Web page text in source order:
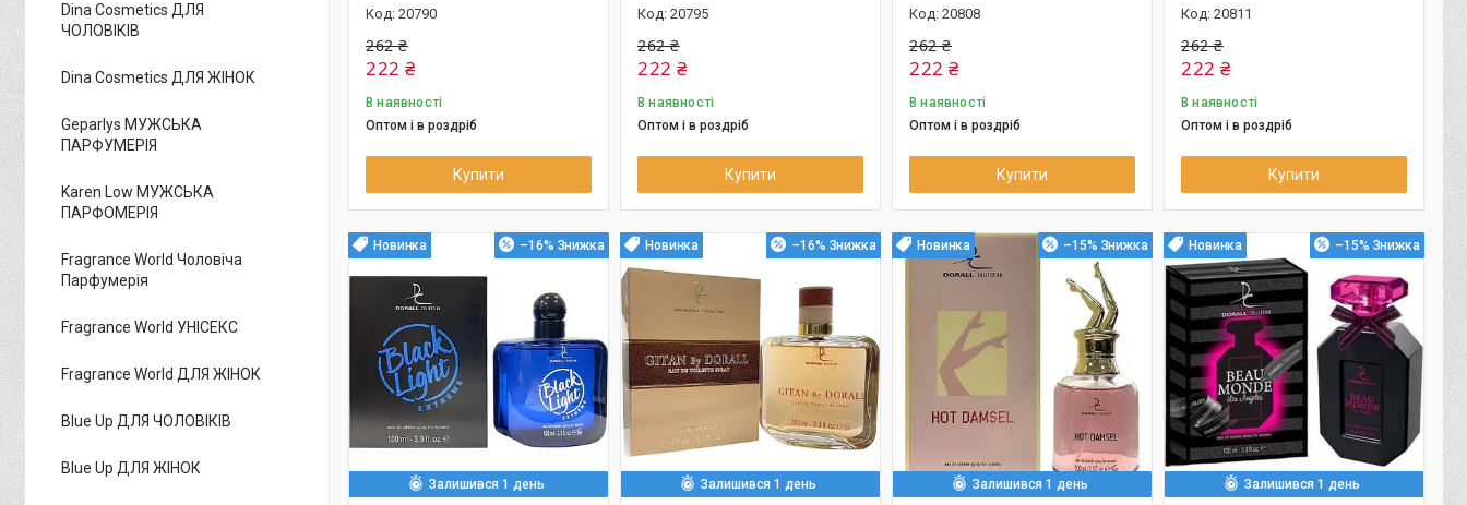
20790
262 ₴
222 ₴
В наявності
Оптом і в роздріб
Купити
20795
262 ₴
222 ₴
В наявності
Оптом і в роздріб
Купити
20808
262 ₴
222 ₴
В наявності
Оптом і в роздріб
Купити
20811
262 ₴
222 ₴
В наявності
Оптом і в роздріб
Купити
Новинка –16%
Залишився 1 день
Новинка –16%
Залишився 1 день
Новинка –15%
Залишився 1 день
Новинка –15%
Залишився 1 день
Dina Cosmetics ДЛЯ
ЧОЛОВІКІВ
Dina Cosmetics ДЛЯ ЖІНОК
Geparlys МУЖСЬКА
ПАРФУМЕРІЯ
Karen Low МУЖСЬКА
ПАРФОМЕРІЯ
Fragrance World Чоловіча
Парфумерія
Fragrance World УНІСЕКС
Fragrance World ДЛЯ ЖІНОК
Blue Up ДЛЯ ЧОЛОВІКІВ
Blue Up ДЛЯ ЖІНОК